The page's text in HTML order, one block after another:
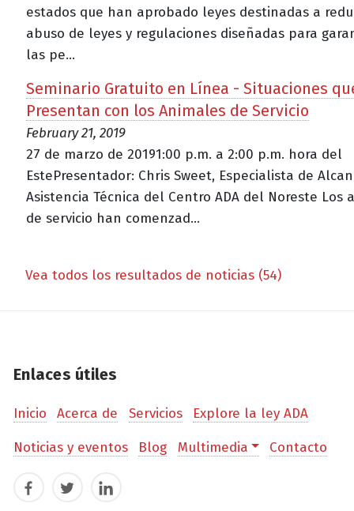
estados que han aprobado leyes destinadas a
abuso de leyes y regulaciones diseñadas para
las pe...
Seminario Gratuito en Línea - Situaciones
Presentan con los Animales de Servicio
February 21, 2019
27 de marzo de 20191:00 p.m. a 2:00 p.m. hora del
EstePresentador: Chris Sweet, Especialista de
Asistencia Técnica del Centro ADA del Noreste Los
de servicio han comenzad...
Vea todos los resultados de noticias (54)
Enlaces útiles
Inicio Acerca de Servicios Explore la ley ADA
Noticias y eventos Blog Multimedia Contacto
FacebookTwitterLinkedIn